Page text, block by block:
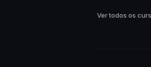
Ver todos os